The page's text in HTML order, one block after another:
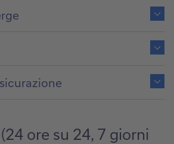
ore su 24, 7 giorni